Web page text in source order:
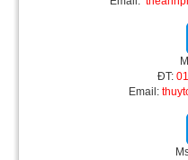
ĐT:
Email: